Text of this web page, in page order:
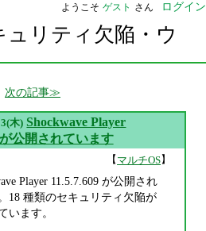
ようこそ ゲスト さん ログイン
リティ欠陥・ウ
次の記事
木) Shockwave Player
が公開されています
【マルチOS】
Player 11.5.7.609 が公開され
18 種類のセキュリティ欠陥が
います。